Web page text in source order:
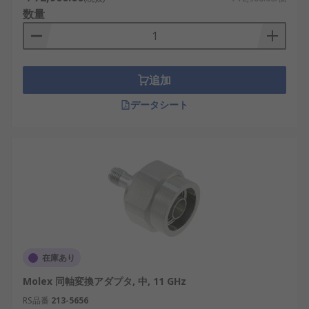
数量
追加
データシート
在庫あり
Molex 同軸変換アダプタ, 中, 11 GHz
RS品番 213-5656